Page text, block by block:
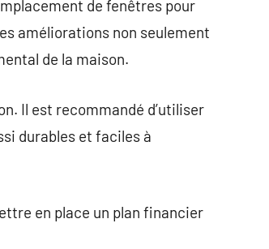
de fenêtres pour
améliorations non seulement
de la maison.
Il est recommandé d’utiliser
durables et faciles à
en place un plan financier